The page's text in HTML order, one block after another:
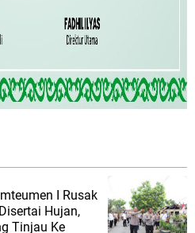
I Rusak
Hujan,
Tinjau Ke